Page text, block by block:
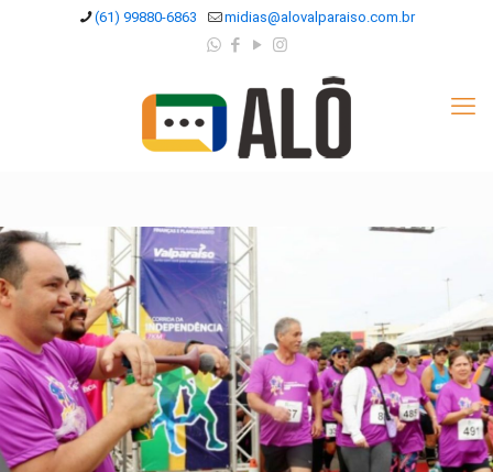
(61) 99880-6863 midias@alovalparaiso.com.br